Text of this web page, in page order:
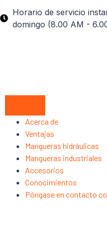
Horario de servicio
domingo (8.00 AM - 6.00
Acerca de
Ventajas
Mangueras hidráulicas
Mangueras industriales
Accesorios
Conocimientos
Póngase en contacto